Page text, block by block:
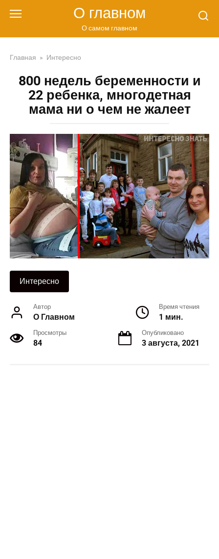
О главном
О самом главном
Главная » Интересно
800 недель беременности и
22 ребенка, многодетная
мама ни о чем не жалеет
Интересно
Автор
О Главном
Время чтения
1 мин.
Просмотры
84
Опубликовано
3 августа, 2021